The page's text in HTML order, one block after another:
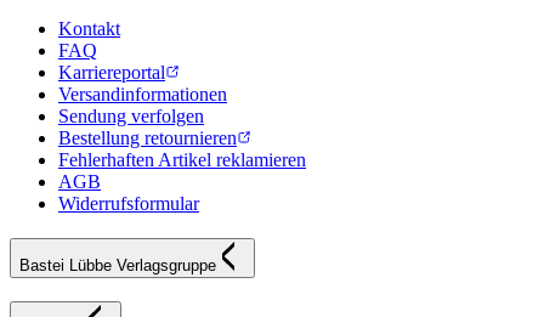
Kontakt
FAQ
Karriereportal
Versandinformationen
Sendung verfolgen
Bestellung retournieren
Fehlerhaften Artikel reklamieren
AGB
Widerrufsformular
Bastei Lübbe Verlagsgruppe